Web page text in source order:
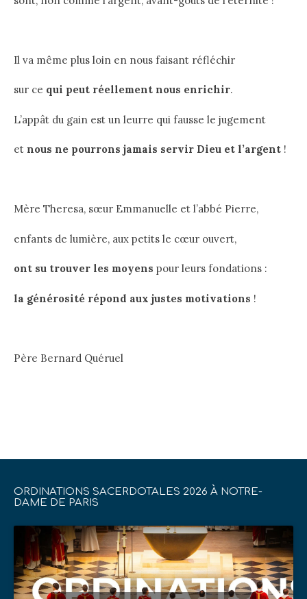
Il va même plus loin en nous faisant réfléchir
sur ce qui peut réellement nous enrichir.
L’appât du gain est un leurre qui fausse le jugement
et nous ne pourrons jamais servir Dieu et l’argent !
Mère Theresa, sœur Emmanuelle et l’abbé Pierre,
enfants de lumière, aux petits le cœur ouvert,
ont su trouver les moyens pour leurs fondations :
la générosité répond aux justes motivations !
Père Bernard Quéruel
ORDINATIONS SACERDOTALES 2026 À NOTRE-
DAME DE PARIS